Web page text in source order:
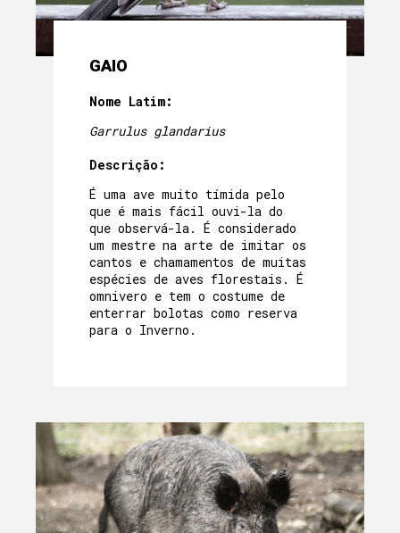
GAIO
Nome Latim:
Garrulus glandarius
Descrição:
É uma ave muito tímida pelo
que é mais fácil ouvi-la do
que observá-la. É considerado
um mestre na arte de imitar os
cantos e chamamentos de muitas
espécies de aves florestais. É
omnivero e tem o costume de
enterrar bolotas como reserva
para o Inverno.